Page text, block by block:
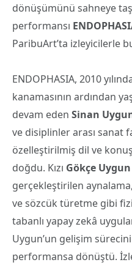
dönüşümünü sahneye
performansı
ParibuArt’ta izleyicilerle
ENDOPHASIA, 2010
kanamasının ardından
devam eden Sinan
ve disiplinler arası sanat
özelleştirilmiş dil ve
doğdu. Kızı Gökçe Uygun
gerçekleştirilen
ve sözcük türetme gibi
tabanlı yapay zekâ
Uygun’un gelişim
performansa dönüştü.